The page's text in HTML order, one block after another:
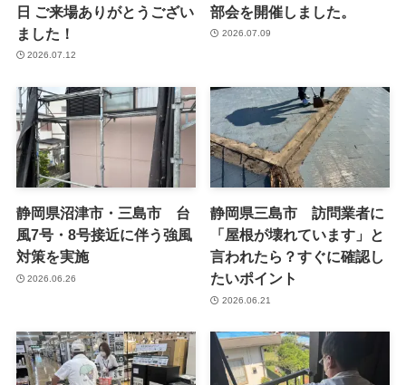
日 ご来場ありがとうござい
ました！
2026.07.12
部会を開催しました。
2026.07.09
静岡県沼津市・三島市 台
風7号・8号接近に伴う強風
対策を実施
2026.06.26
静岡県三島市 訪問業者に
「屋根が壊れています」と
言われたら？すぐに確認し
たいポイント
2026.06.21